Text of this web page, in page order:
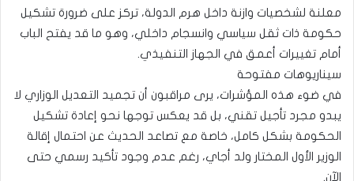
معلنة لشخصيات وازنة داخل هرم الدولة، تركز على ضرورة تشكيل
حكومة ذات ثقل سياسي وانسجام داخلي، وهو ما قد يفتح الباب
أمام تغييرات أعمق في الجهاز التنفيذي.
سيناريوهات مفتوحة
في ضوء هذه المؤشرات، يرى مراقبون أن تجميد التعديل الوزاري لا
يبدو مجرد تأجيل تقني، بل قد يعكس توجها نحو إعادة تشكيل
الحكومة بشكل كامل، خاصة مع تصاعد الحديث عن احتمال إقالة
الوزير الأول المختار ولد أجاي، رغم عدم وجود تأكيد رسمي حتى
الآن.